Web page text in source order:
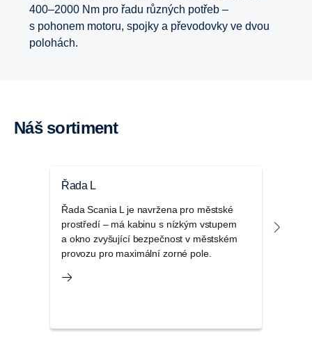
400–2000 Nm pro řadu různých potřeb –
s pohonem motoru, spojky a převodovky ve dvou
polohách.
Náš sortiment
Řada L
Řada Scania L je navržena pro městské
prostředí – má kabinu s nízkým vstupem
a okno zvyšující bezpečnost v městském
provozu pro maximální zorné pole.